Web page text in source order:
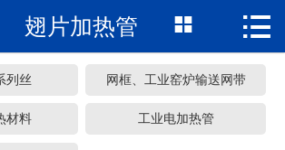
网站首页
产品中心
翅片加热管  
列丝 网框、工业窑炉输送网带
材料 工业电加热管